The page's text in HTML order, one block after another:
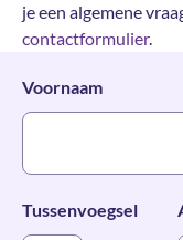
je een algemene
contactformulier.
Voornaam
Tussenvoegsel